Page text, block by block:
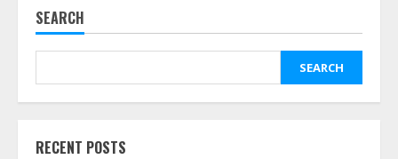
SEARCH
SEARCH
RECENT POSTS